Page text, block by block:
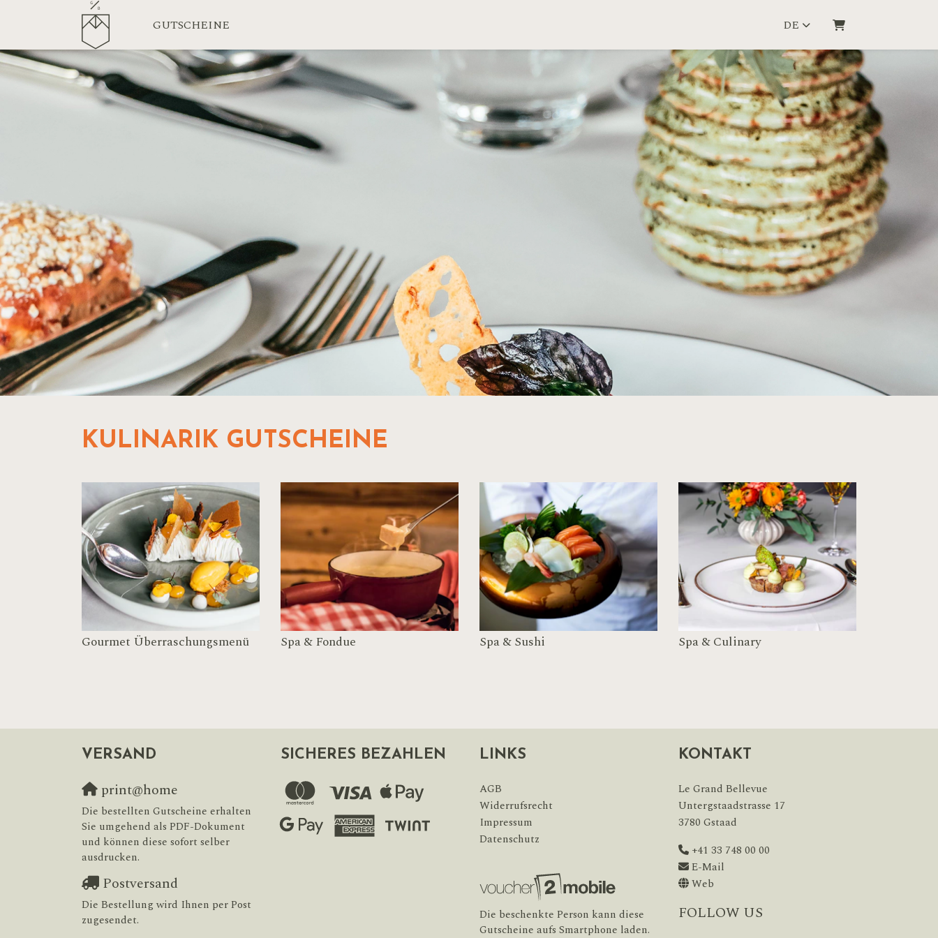
GUTSCHEINE DE WARENKORB
KULINARIK GUTSCHEINE
Gourmet Überraschungsmenü Spa & Fondue Spa & Sushi Spa & Culinary
VERSAND
print@home
Die bestellten Gutscheine erhalten
Sie umgehend als PDF-Dokument
und können diese sofort selber
ausdrucken.
Postversand
Die Bestellung wird Ihnen per Post
zugesendet.
SICHERES BEZAHLEN LINKS
AGB
Widerrufsrecht
Impressum
Datenschutz
Die beschenkte Person kann diese
Gutscheine aufs Smartphone laden.
KONTAKT
Le Grand Bellevue
Untergstaadstrasse 17
3780 Gstaad
+41 33 748 00 00
E-Mail
Web
FOLLOW US